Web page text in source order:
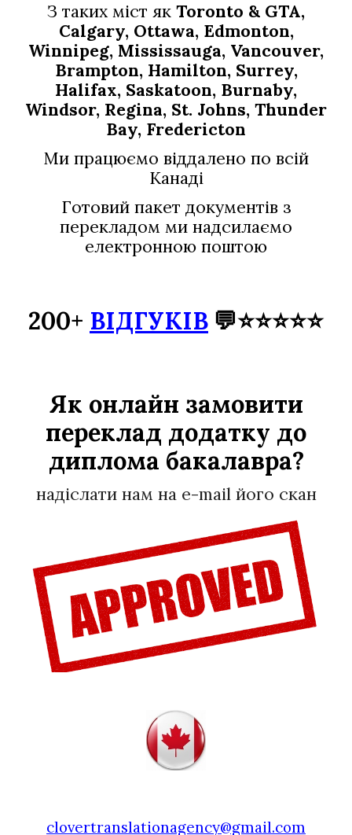
З таких міст як Toronto & GTA,
Calgary, Ottawa, Edmonton,
Winnipeg, Mississauga, Vancouver,
Brampton, Hamilton, Surrey,
Halifax, Saskatoon, Burnaby,
Windsor, Regina, St. Johns, Thunder
Bay, Fredericton
Ми працюємо віддалено по всій
Канаді
Готовий пакет документів з
перекладом ми надсилаємо
електронною поштою
200+ ВІДГУКІВ 💬⭐⭐⭐⭐⭐
Як онлайн замовити
переклад додатку до
диплома бакалавра?
надіслати нам на e-mail його скан
clovertranslationagency@gmail.com